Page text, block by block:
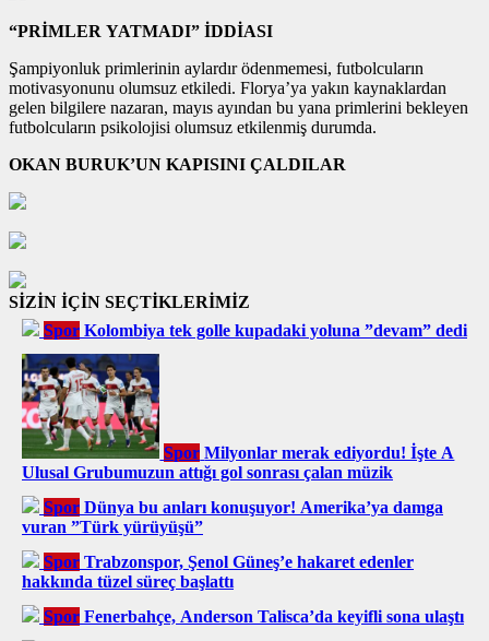
“PRİMLER YATMADI” İDDİASI
Şampiyonluk primlerinin aylardır ödenmemesi, futbolcuların
motivasyonunu olumsuz etkiledi. Florya’ya yakın kaynaklardan
gelen bilgilere nazaran, mayıs ayından bu yana primlerini bekleyen
futbolcuların psikolojisi olumsuz etkilenmiş durumda.
OKAN BURUK’UN KAPISINI ÇALDILAR
SİZİN İÇİN SEÇTİKLERİMİZ
Spor Kolombiya tek golle kupadaki yoluna ”devam” dedi
Spor Milyonlar merak ediyordu! İşte A
Ulusal Grubumuzun attığı gol sonrası çalan müzik
Spor Dünya bu anları konuşuyor! Amerika’ya damga
vuran ”Türk yürüyüşü”
Spor Trabzonspor, Şenol Güneş’e hakaret edenler
hakkında tüzel süreç başlattı
Spor Fenerbahçe, Anderson Talisca’da keyifli sona ulaştı